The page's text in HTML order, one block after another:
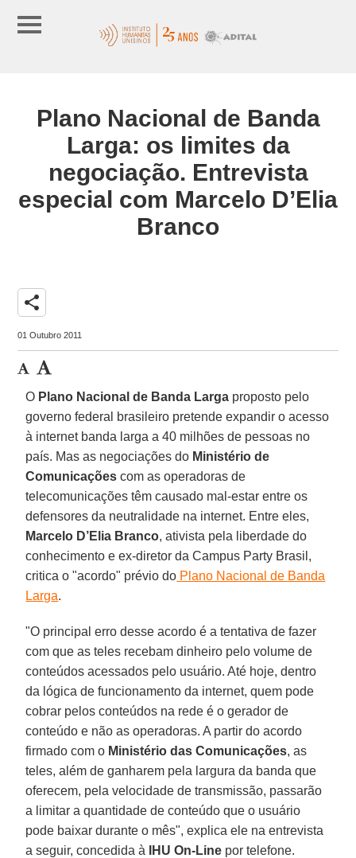
Plano Nacional de Banda
Larga: os limites da
negociação. Entrevista
especial com Marcelo D’Elia
Branco
share
01 Outubro 2011
O Plano Nacional de Banda Larga proposto pelo
governo federal brasileiro pretende expandir o acesso
à internet banda larga a 40 milhões de pessoas no
país. Mas as negociações do Ministério de
Comunicações com as operadoras de
telecomunicações têm causado mal-estar entre os
defensores da neutralidade na internet. Entre eles,
Marcelo D’Elia Branco, ativista pela liberdade do
conhecimento e ex-diretor da Campus Party Brasil,
critica o "acordo" prévio do Plano Nacional de Banda
Larga.
"O principal erro desse acordo é a tentativa de fazer
com que as teles recebam dinheiro pelo volume de
conteúdos acessados pelo usuário. Até hoje, dentro
da lógica de funcionamento da internet, quem pode
cobrar pelos conteúdos na rede é o gerador de
conteúdo e não as operadoras. A partir do acordo
firmado com o Ministério das Comunicações, as
teles, além de ganharem pela largura da banda que
oferecem, pela velocidade de transmissão, passarão
a limitar a quantidade de conteúdo que o usuário
pode baixar durante o mês", explica ele na entrevista
a seguir, concedida à
IHU On-Line por telefone.